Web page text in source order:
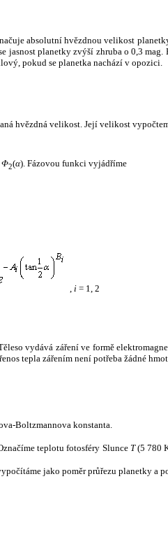
absolutní hvězdnou velikost
jasnost planetky zvýší zhruba o 0,3 mag.
pokud se planetka nachází v opozici.
hvězdná velikost. Její velikost
Φ2(α). Fázovou funkci vyjádříme
, i = 1, 2
vydává záření ve formě
tepla zářením není potřeba žádné
Boltzmannova konstanta.
teplotu fotosféry Slunce T(5 780
jako poměr průřezu planetky a